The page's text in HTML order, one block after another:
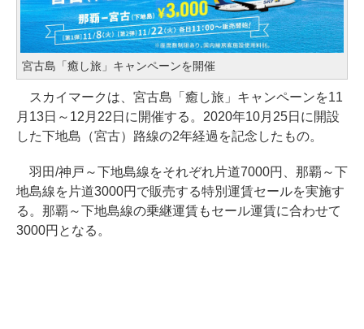
宮古島「癒し旅」キャンペーンを開催
スカイマークは、宮古島「癒し旅」キャンペーンを11
月13日～12月22日に開催する。2020年10月25日に開設
した下地島（宮古）路線の2年経過を記念したもの。
羽田/神戸～下地島線をそれぞれ片道7000円、那覇～下
地島線を片道3000円で販売する特別運賃セールを実施す
る。那覇～下地島線の乗継運賃もセール運賃に合わせて
3000円となる。